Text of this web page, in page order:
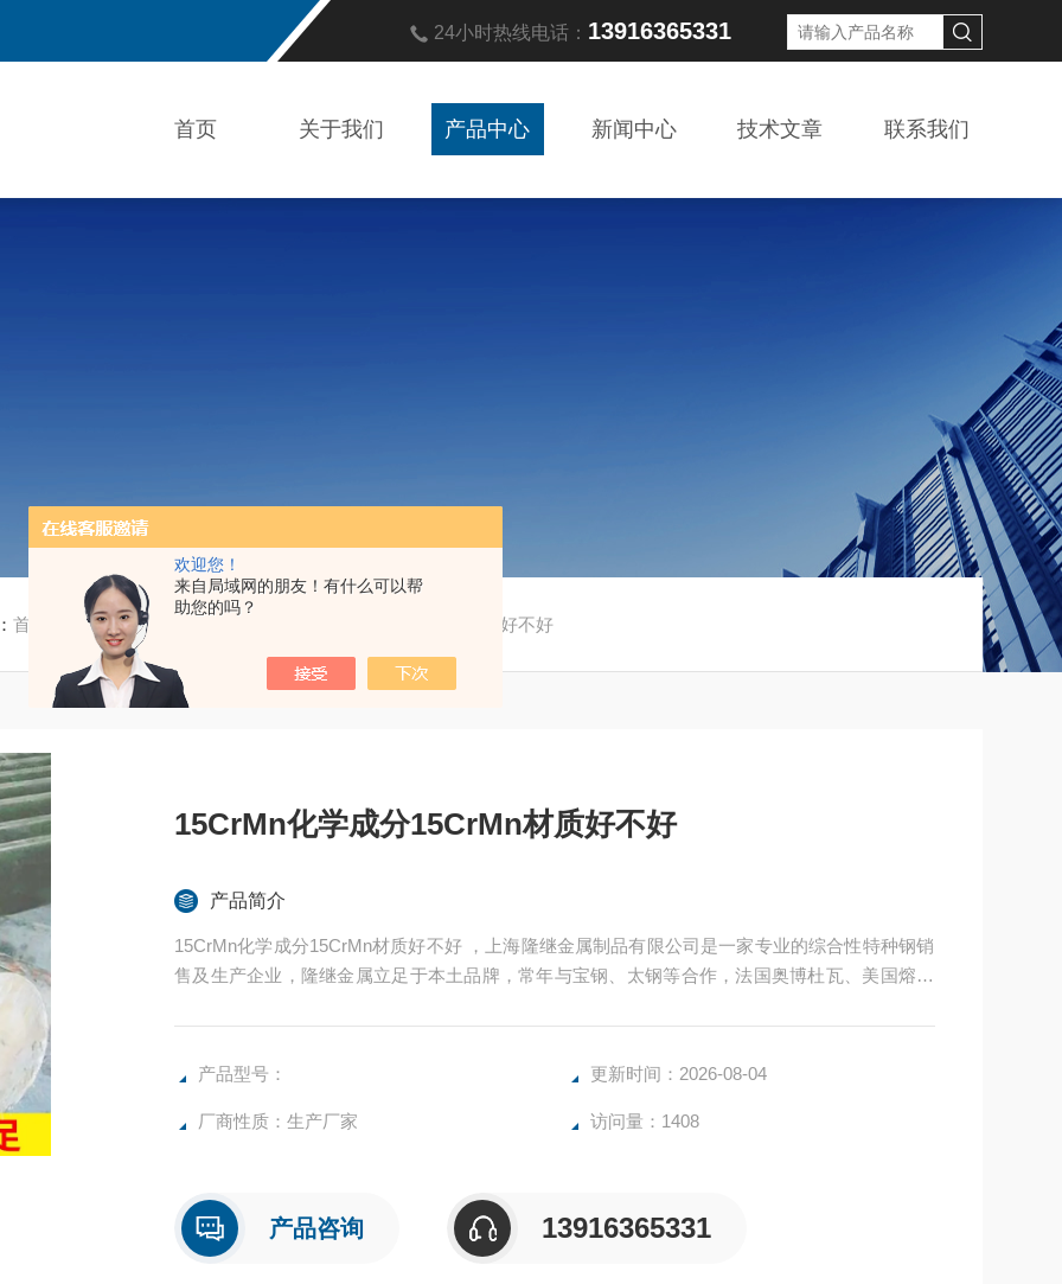
欢迎您！
来自局域网的朋友！有什么可以帮
助您的吗？
24小时热线电话： 13916365331
首页 关于我们 产品中心 新闻中心 技术文章 联系我们
首页 产品中心/ / / 15CrMn化学成分15CrMn材质好不好
15CrMn化学成分15CrMn材质好不好
产品简介
15CrMn化学成分15CrMn材质好不好 ，上海隆继金属制品有限公司是一家专业的综合性特种钢销
售及生产企业，隆继金属立足于本土品牌，常年与宝钢、太钢等合作，法国奥博杜瓦、美国熔炉
产品型号： 更新时间：2026-08-04
厂商性质：生产厂家 访问量：1408
产品咨询 13916365331